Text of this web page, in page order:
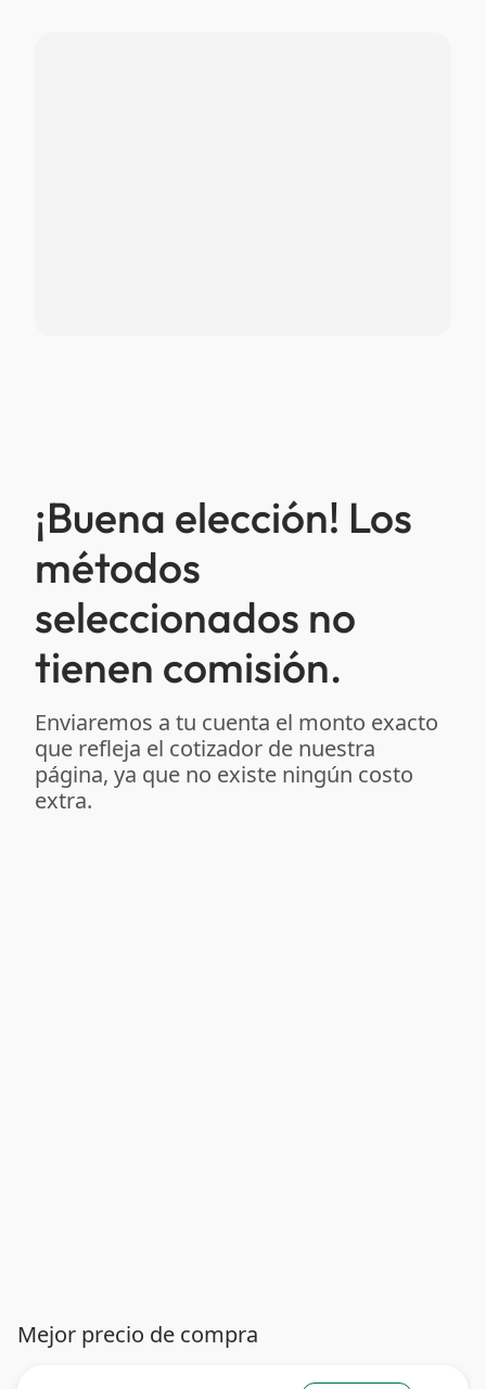
¡Buena elección! Los
métodos
seleccionados no
tienen comisión.
Enviaremos a tu cuenta el monto exacto
que refleja el cotizador de nuestra
página, ya que no existe ningún costo
extra.
Mejor precio de compra